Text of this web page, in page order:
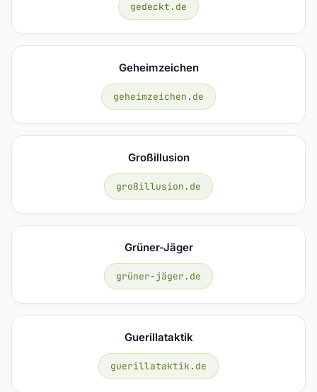
gedeckt.de
Geheimzeichen
geheimzeichen.de
Großillusion
großillusion.de
Grüner-Jäger
grüner-jäger.de
Guerillataktik
guerillataktik.de